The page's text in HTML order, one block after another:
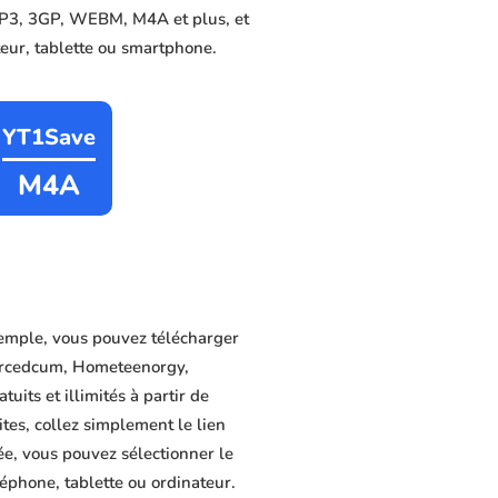
3GP, WEBM, M4A et plus, et
tablette ou smartphone.
YT1Save
M4A
vous pouvez télécharger
Hometeenorgy,
et illimités à partir de
collez simplement le lien
vous pouvez sélectionner le
tablette ou ordinateur.